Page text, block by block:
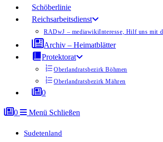
Schöberlinie
Reichsarbeitsdienst
RADwJ – mediawikiInteresse, Hilf uns mit
Archiv – Heimatblätter
Protektorat
Oberlandratsbezirk Böhmen
Oberlandratsbezirk Mähren
0
0 Menü Schließen
Sudetenland